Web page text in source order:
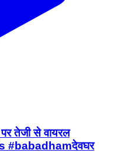
पर तेजी से वायरल
#babadhamदेवघर